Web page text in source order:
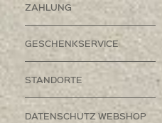
ZAHLUNG
GESCHENKSERVICE
STANDORTE
DATENSCHUTZ WEBSHOP